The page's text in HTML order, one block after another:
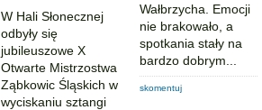
W Hali Słonecznej
odbyły się
jubileuszowe X
Otwarte Mistrzostwa
Ząbkowic Śląskich w
wyciskaniu sztangi
Wałbrzycha. Emocji
nie brakowało, a
spotkania stały na
bardzo dobrym...
skomentuj